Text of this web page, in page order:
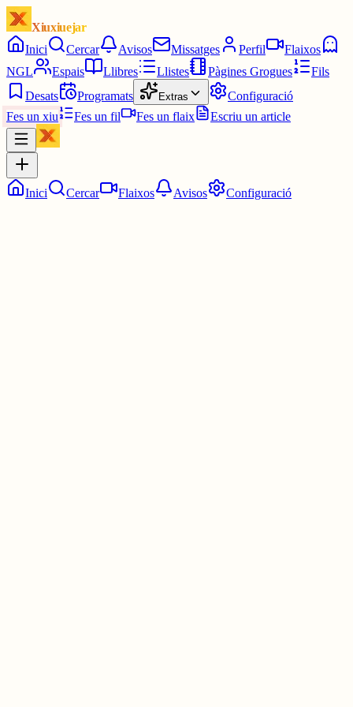
Xiuxiuejar
Inici
Cercar Avisos Missatges Perfil
Flaixos
NGL
Espais Llibres Llistes Pàgines Grogues
Fils
Desats
Programats Extras
Configuració
Fes un xiu
Fes un fil Fes un flaix Escriu un article
Inici Cercar Flaixos Avisos Configuració